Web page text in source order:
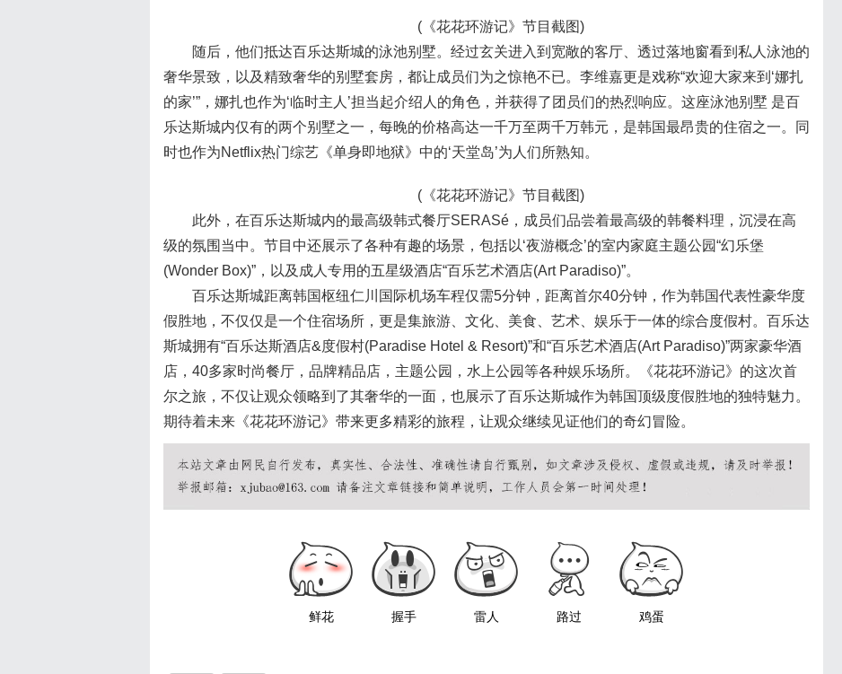
(《花花环游记》节目截图)
随后，他们抵达百乐达斯城的泳池别墅。经过玄关进入到宽敞的客厅、透过落地窗看到私人泳池的
奢华景致，以及精致奢华的别墅套房，都让成员们为之惊艳不已。李维嘉更是戏称“欢迎大家来到‘娜扎
的家’”，娜扎也作为‘临时主人’担当起介绍人的角色，并获得了团员们的热烈响应。这座泳池别墅 是百
乐达斯城内仅有的两个别墅之一，每晚的价格高达一千万至两千万韩元，是韩国最昂贵的住宿之一。同
时也作为Netflix热门综艺《单身即地狱》中的‘天堂岛’为人们所熟知。
(《花花环游记》节目截图)
此外，在百乐达斯城内的最高级韩式餐厅SERASé，成员们品尝着最高级的韩餐料理，沉浸在高
级的氛围当中。节目中还展示了各种有趣的场景，包括以‘夜游概念’的室内家庭主题公园“幻乐堡
(Wonder Box)”，以及成人专用的五星级酒店“百乐艺术酒店(Art Paradiso)”。
百乐达斯城距离韩国枢纽仁川国际机场车程仅需5分钟，距离首尔40分钟，作为韩国代表性豪华度
假胜地，不仅仅是一个住宿场所，更是集旅游、文化、美食、艺术、娱乐于一体的综合度假村。百乐达
斯城拥有“百乐达斯酒店&度假村(Paradise Hotel & Resort)”和“百乐艺术酒店(Art Paradiso)”两家豪华酒
店，40多家时尚餐厅，品牌精品店，主题公园，水上公园等各种娱乐场所。《花花环游记》的这次首
尔之旅，不仅让观众领略到了其奢华的一面，也展示了百乐达斯城作为韩国顶级度假胜地的独特魅力。
期待着未来《花花环游记》带来更多精彩的旅程，让观众继续见证他们的奇幻冒险。
鲜花 握手 雷人 路过 鸡蛋